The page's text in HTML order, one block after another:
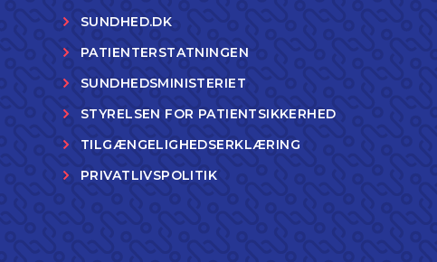
SUNDHED.DK
PATIENTERSTATNINGEN
SUNDHEDSMINISTERIET
STYRELSEN FOR PATIENTSIKKERHED
TILGÆNGELIGHEDSERKLÆRING
PRIVATLIVSPOLITIK